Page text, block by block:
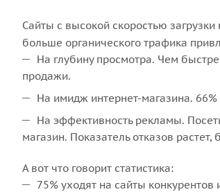
Сайты с высокой скоростью
больше органического трафика
На глубину просмотра. Чем
продажи.
На имидж интернет-магазина. 66%
На эффективность рекламы.
магазин. Показатель отказов
А вот что говорит статистика:
75% уходят на сайты